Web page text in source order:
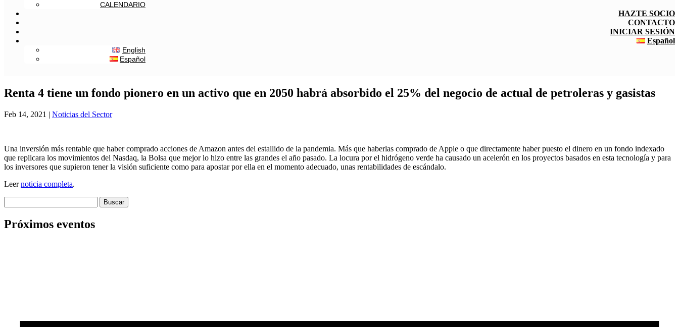
CALENDARIO
HAZTE SOCIO
CONTACTO
INICIAR SESIÓN
Español
English
Español
Renta 4 tiene un fondo pionero en un activo que en 2050 habrá absorbido el 25% del negocio de actual de petroleras y gasistas
Feb 14, 2021 | Noticias del Sector
Una inversión más rentable que haber comprado acciones de Amazon antes del estallido de la pandemia. Más que haberlas comprado de Apple o que directamente haber puesto el dinero en un fondo indexado
que replicara los movimientos del Nasdaq, la Bolsa que mejor lo hizo entre las grandes el año pasado. La locura por el hidrógeno verde ha causado un acelerón en los proyectos basados en esta tecnología y para
los inversores que supieron tener la visión suficiente como para apostar por ella en el momento adecuado, unas rentabilidades de escándalo.
Leernoticia completa.
Próximos eventos